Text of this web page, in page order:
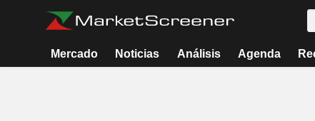
Mercado Noticias Análisis Agenda